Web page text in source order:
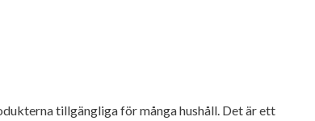
tillgängliga för många hushåll. Det är ett